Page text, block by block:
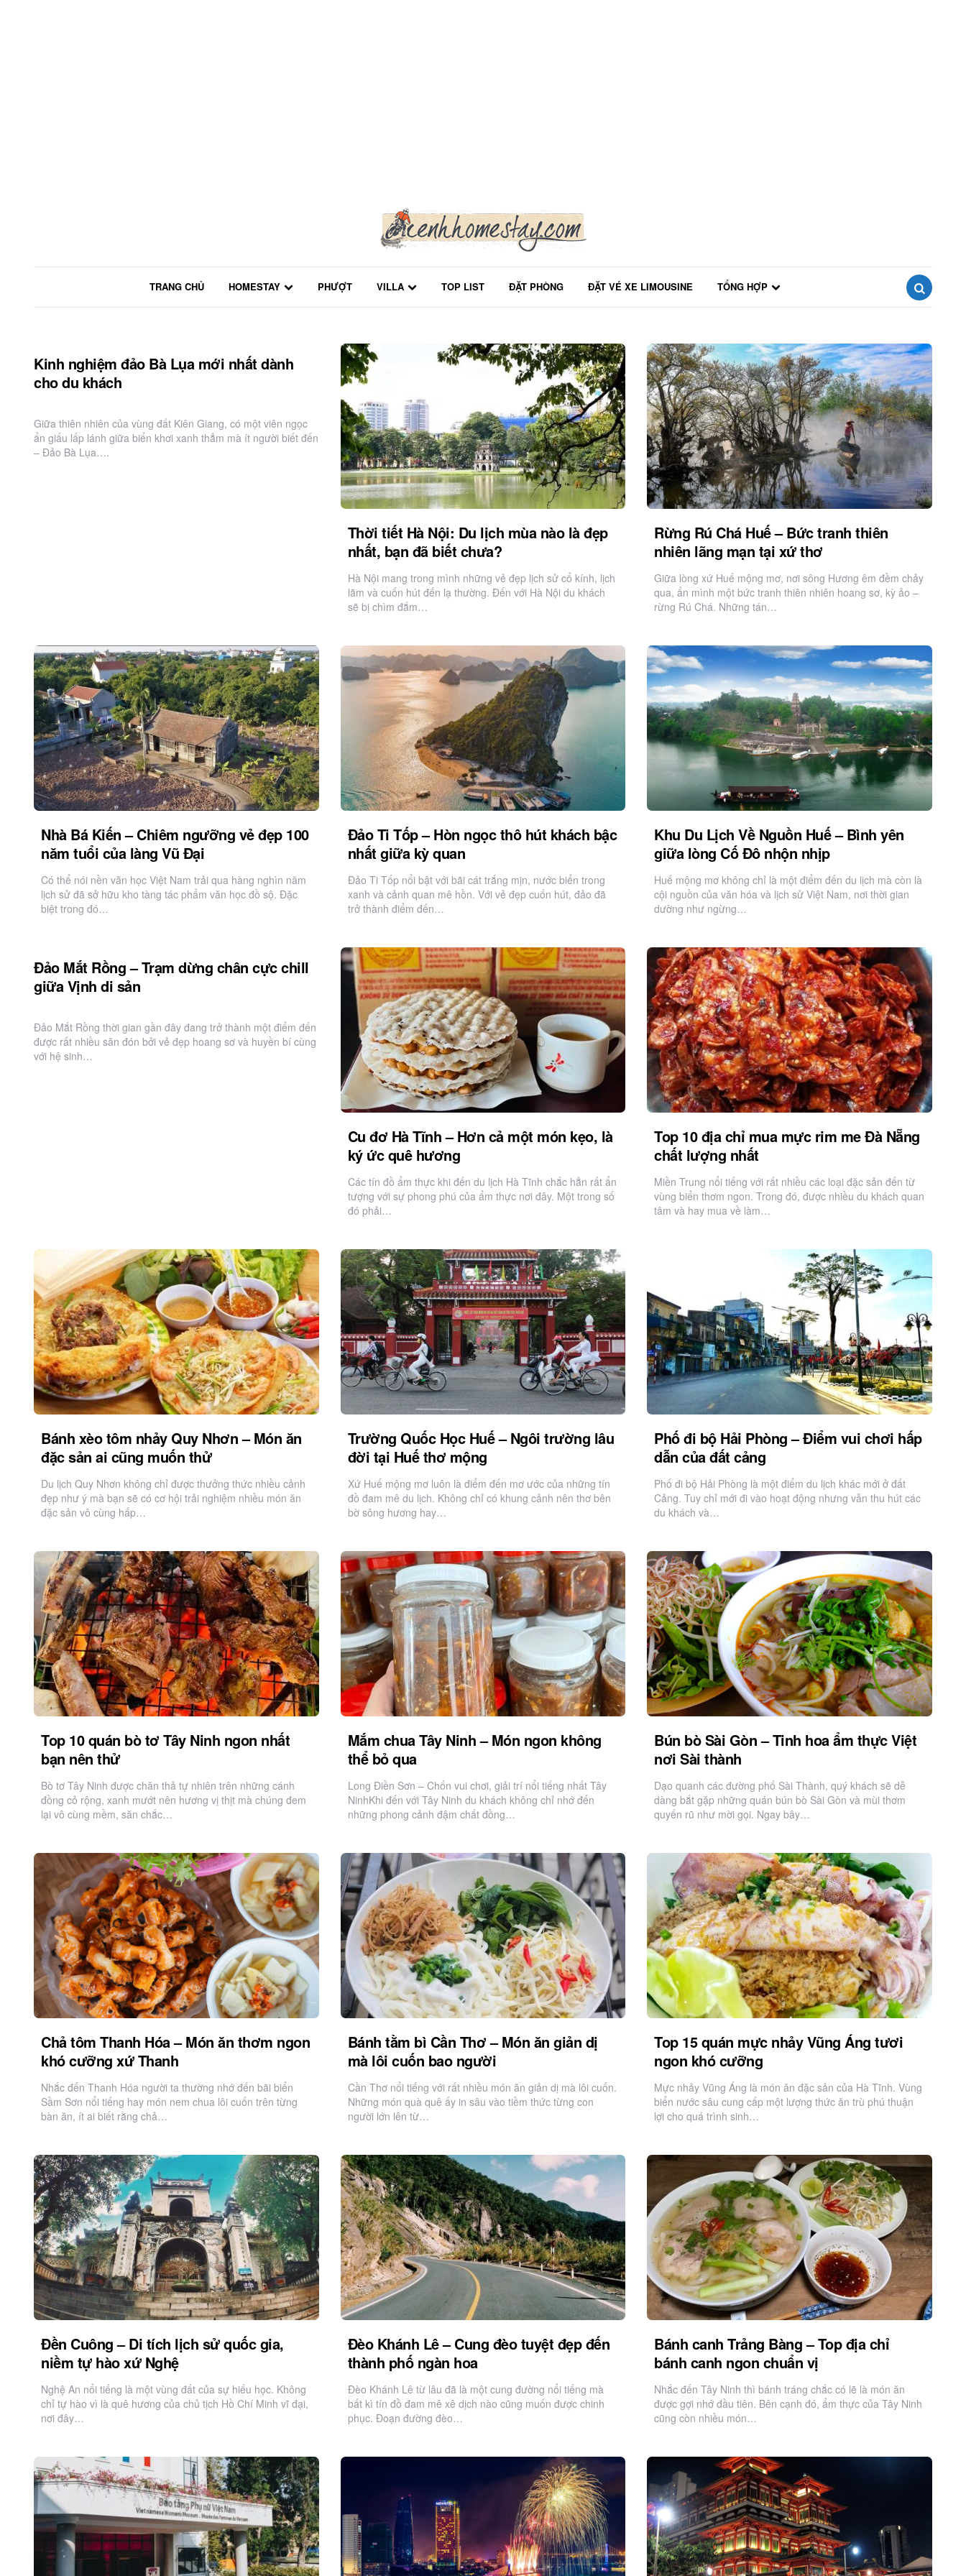
TRANG CHỦ HOMESTAY PHƯỢT VILLA TOP LIST ĐẶT PHÒNG ĐẶT VÉ XE LIMOUSINE
TỔNG HỢP
Kinh nghiệm đảo Bà Lụa mới nhất dành
cho du khách
Giữa thiên nhiên của vùng đất Kiên Giang, có một viên ngọc
ẩn giấu lấp lánh giữa biển khơi xanh thẳm mà ít người biết đến
– Đảo Bà Lụa….
Thời tiết Hà Nội: Du lịch mùa nào là đẹp
nhất, bạn đã biết chưa?
Hà Nội mang trong mình những vẻ đẹp lịch sử cổ kính, lịch
lãm và cuốn hút đến lạ thường. Đến với Hà Nội du khách
sẽ bị chìm đắm…
Rừng Rú Chá Huế – Bức tranh thiên
nhiên lãng mạn tại xứ thơ
Giữa lòng xứ Huế mộng mơ, nơi sông Hương êm đềm chảy
qua, ẩn mình một bức tranh thiên nhiên hoang sơ, kỳ ảo –
rừng Rú Chá. Những tán…
Nhà Bá Kiến – Chiêm ngưỡng vẻ đẹp 100
năm tuổi của làng Vũ Đại
Có thể nói nền văn học Việt Nam trải qua hàng nghìn năm
lịch sử đã sở hữu kho tàng tác phẩm văn học đồ sộ. Đặc
biệt trong đó…
Đảo Ti Tốp – Hòn ngọc thô hút khách bậc
nhất giữa kỳ quan
Đảo Ti Tốp nổi bật với bãi cát trắng mịn, nước biển trong
xanh và cảnh quan mê hồn. Với vẻ đẹp cuốn hút, đảo đã
trở thành điểm đến…
Khu Du Lịch Về Nguồn Huế – Bình yên
giữa lòng Cố Đô nhộn nhịp
Huế mộng mơ không chỉ là một điểm đến du lịch mà còn là
cội nguồn của văn hóa và lịch sử Việt Nam, nơi thời gian
dường như ngừng…
Đảo Mắt Rồng – Trạm dừng chân cực chill
giữa Vịnh di sản
Đảo Mắt Rồng thời gian gần đây đang trở thành một điểm đến
được rất nhiều săn đón bởi vẻ đẹp hoang sơ và huyền bí cùng
với hệ sinh…
Cu đơ Hà Tĩnh – Hơn cả một món kẹo, là
ký ức quê hương
Các tín đồ ẩm thực khi đến du lịch Hà Tĩnh chắc hẳn rất ẩn
tượng với sự phong phú của ẩm thực nơi đây. Một trong số
đó phải…
Top 10 địa chỉ mua mực rim me Đà Nẵng
chất lượng nhất
Miền Trung nổi tiếng với rất nhiều các loại đặc sản đến từ
vùng biển thơm ngon. Trong đó, được nhiều du khách quan
tâm và hay mua về làm…
Bánh xèo tôm nhảy Quy Nhơn – Món ăn
đặc sản ai cũng muốn thử
Du lịch Quy Nhơn không chỉ được thưởng thức nhiều cảnh
đẹp như ý mà bạn sẽ có cơ hội trải nghiệm nhiều món ăn
đặc sản vô cùng hấp…
Trường Quốc Học Huế – Ngôi trường lâu
đời tại Huế thơ mộng
Xứ Huế mộng mơ luôn là điểm đến mơ ước của những tín
đồ đam mê du lịch. Không chỉ có khung cảnh nên thơ bên
bờ sông hương hay…
Phố đi bộ Hải Phòng – Điểm vui chơi hấp
dẫn của đất cảng
Phố đi bộ Hải Phòng là một điểm du lịch khác mới ở đất
Cảng. Tuy chỉ mới đi vào hoạt động nhưng vẫn thu hút các
du khách và…
Top 10 quán bò tơ Tây Ninh ngon nhất
bạn nên thử
Bò tơ Tây Ninh được chăn thả tự nhiên trên những cánh
đồng cỏ rộng, xanh mướt nên hương vị thịt mà chúng đem
lại vô cùng mềm, săn chắc…
Mắm chua Tây Ninh – Món ngon không
thể bỏ qua
Long Điền Sơn – Chốn vui chơi, giải trí nổi tiếng nhất Tây
NinhKhi đến với Tây Ninh du khách không chỉ nhớ đến
những phong cảnh đậm chất đồng…
Bún bò Sài Gòn – Tinh hoa ẩm thực Việt
nơi Sài thành
Dạo quanh các đường phố Sài Thành, quý khách sẽ dễ
dàng bắt gặp những quán bún bò Sài Gòn và mùi thơm
quyến rũ như mời gọi. Ngay bây…
Chả tôm Thanh Hóa – Món ăn thơm ngon
khó cưỡng xứ Thanh
Nhắc đến Thanh Hóa người ta thường nhớ đến bãi biển
Sầm Sơn nổi tiếng hay món nem chua lôi cuốn trên từng
bàn ăn, ít ai biết rằng chả…
Bánh tằm bì Cần Thơ – Món ăn giản dị
mà lôi cuốn bao người
Cần Thơ nổi tiếng với rất nhiều món ăn giản dị mà lôi cuốn.
Những món quà quê ấy in sâu vào tiềm thức từng con
người lớn lên từ…
Top 15 quán mực nhảy Vũng Áng tươi
ngon khó cưỡng
Mực nhảy Vũng Áng là món ăn đặc sản của Hà Tĩnh. Vùng
biển nước sâu cung cấp một lượng thức ăn trù phú thuận
lợi cho quá trình sinh…
Đền Cuông – Di tích lịch sử quốc gia,
niềm tự hào xứ Nghệ
Nghệ An nổi tiếng là một vùng đất của sự hiếu học. Không
chỉ tự hào vì là quê hương của chủ tịch Hồ Chí Minh vĩ đại,
nơi đây…
Đèo Khánh Lê – Cung đèo tuyệt đẹp đến
thành phố ngàn hoa
Đèo Khánh Lê từ lâu đã là một cung đường nổi tiếng mà
bất kì tín đồ đam mê xê dịch nào cũng muốn được chinh
phục. Đoạn đường đèo…
Bánh canh Trảng Bàng – Top địa chỉ
bánh canh ngon chuẩn vị
Nhắc đến Tây Ninh thì bánh tráng chắc có lẽ là món ăn
được gợi nhớ đầu tiên. Bên cạnh đó, ẩm thực của Tây Ninh
cũng còn nhiều món…